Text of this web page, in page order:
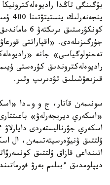
بۇگىنگى تاڭدا
جۇرگىزىلەدى. «اقپاراتتى
تەحنولوگياسى» جانە
راديوەلەكتروندىق كۇرەستى
قىزىعۋشىلىق تۋدىرىپ وتىر.
سونىمەن قاتار، ج و و-دا
«اسكەري ديريجەرلەۋ»
اسكەري جۋرناليستەردى
ۇلتتىق ۋنيۆەرسيتەتىمەن، ال
اتىنداعى قازاق ۇلتتىق
ديپلومدىق ءبىلىم بەرۋ